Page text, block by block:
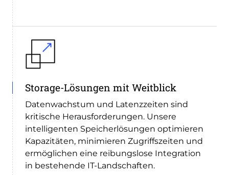
Storage-Lösungen mit Weitblick
Datenwachstum und Latenzzeiten sind
kritische Herausforderungen. Unsere
intelligenten Speicherlösungen optimieren
Kapazitäten, minimieren Zugriffszeiten und
ermöglichen eine reibungslose Integration
in bestehende IT-Landschaften.